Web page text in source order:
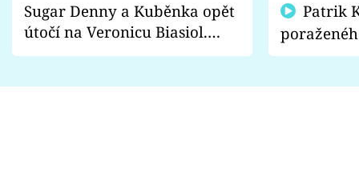
Sugar Denny a Kuběnka opět
útočí na Veronicu Biasiol.
Proč je podle nich falešná a
fanoušci